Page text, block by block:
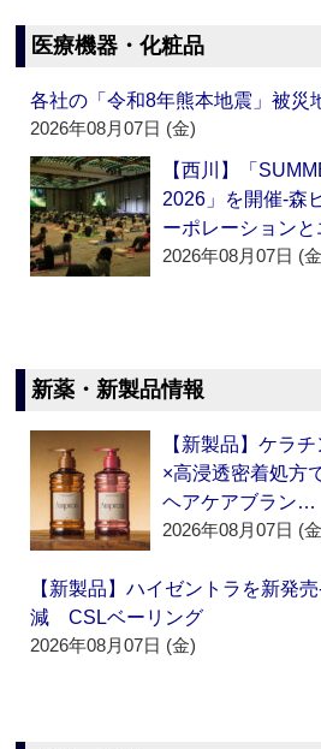
医療機器・化粧品
各社の「令和8年熊本地震」被災
2026年08月07日 (金)
【西川】「
2026」を開催‐森
ーポレーション
2026年08月07日 (
新薬・新製品情報
【新製品】ケラ
×高浸透密着処方
ヘアケアブラン…
2026年08月07日 (
【新製品】ハイゼントラを新発
減 CSLベーリング
2026年08月07日 (金)